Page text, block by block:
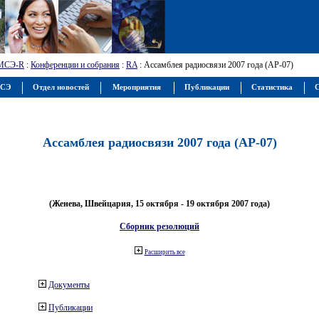
R : Конференции и собрания : RA: Ассамблея радиосвязи 2007 года (АР-07)
Ассамблея радиосвязи 2007 года (АР-07)
(Женева, Швейцария, 15 октября - 19 октября 2007 года)
Сборник резолюций
Расширить все
Документы
Публикации
Отдел новостей Мероприятия Публикации Статистика